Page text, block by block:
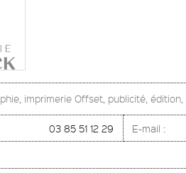
imprimerie Offset, publicité,
03 85 51 12 29 E-mail :